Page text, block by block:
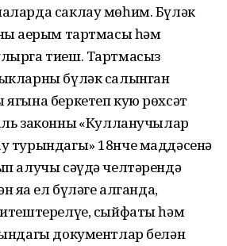
саклау мөһим. Бүләк
аерым тартмасы һәм
тиеш. Тартмасыз
бүләк салынган
беркетеп кую рөхсәт
законның «Кулланучылар
турындагы» 18нче маддәсенә
алучы сәүдә челтәрендә
яңа ел бүләге алганда,
сыйфаты һәм
документлар белән